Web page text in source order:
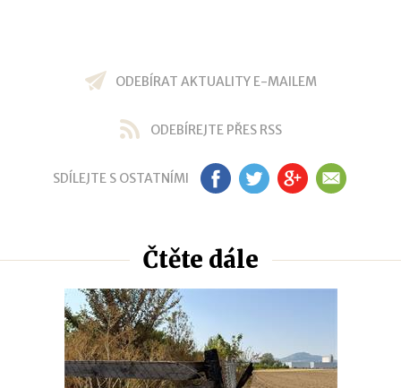
ODEBÍRAT AKTUALITY E-MAILEM
ODEBÍREJTE PŘES RSS
SDÍLEJTE S OSTATNÍMI FB TW GP EM
Čtěte dále